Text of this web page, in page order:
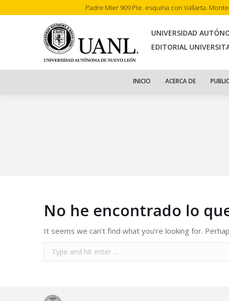
Padre Mier 909 Pte. esquina con Vallarta.
UNIVERSIDAD
EDITORIAL
INICIO ACERCA DE
No he encontrado lo
It seems we can’t find what you’re looking for.
Search: